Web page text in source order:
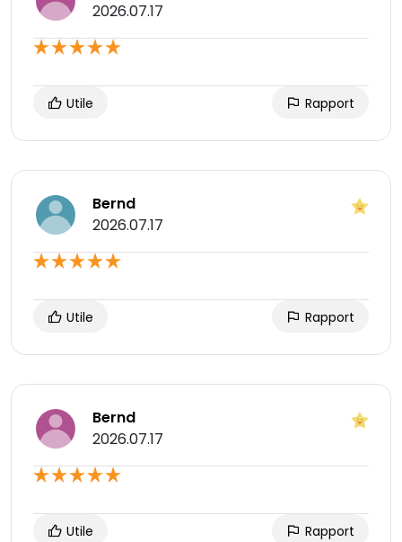
2026.07.17
Utile Rapport
Bernd
2026.07.17
Utile Rapport
Bernd
2026.07.17
Utile Rapport